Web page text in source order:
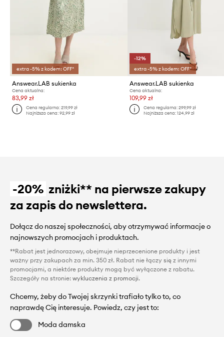
extra -5% z kodem: OFF*
Answear.LAB sukienka
Cena aktualna:
83,99 zł
Cena regularna:219,99 zł
Najniższa cena:92,99 zł
-12%
extra -5% z kodem: OFF*
Answear.LAB sukienka
Cena aktualna:
109,99 zł
Cena regularna: 299,99 zł
Najniższa cena: 124,99 zł
-20% zniżki** na pierwsze zakupy
za zapis do newslettera.
Dołącz do naszej społeczności, aby otrzymywać informacje o
najnowszych promocjach i produktach.
**Rabat jest jednorazowy, obejmuje nieprzecenione produkty i jest
ważny przy zakupach za min. 350 zł. Rabat nie łączy się z innymi
promocjami, a niektóre produkty mogą być wyłączone z rabatu.
Szczegóły na stronie: wykluczenia z promocji.
Chcemy, żeby do Twojej skrzynki trafiało tylko to, co
naprawdę Cię interesuje. Powiedz, czy jest to:
Moda damska